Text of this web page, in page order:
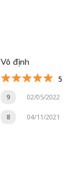
Vô định
5
9 02/05/2022
8 04/11/2021